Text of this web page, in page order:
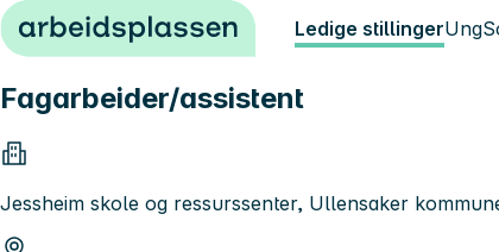
Hopp til innhold Ledige stillingerUng
Fagarbeider/assistent
Jessheim skole og ressurssenter, Ullensaker